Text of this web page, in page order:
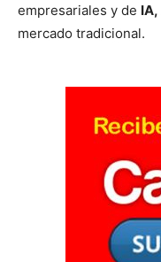
empresariales y de IA,
mercado tradicional.